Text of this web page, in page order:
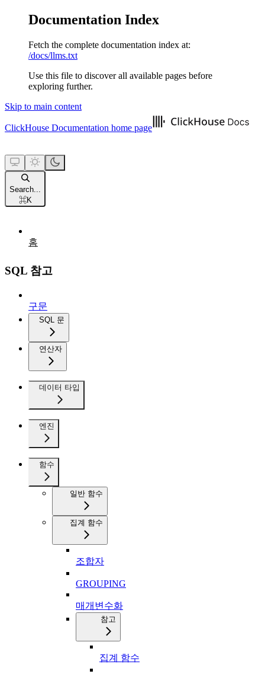
Documentation Index
Fetch the complete documentation index at:
/docs/llms.txt
Use this file to discover all available pages before
exploring further.
Skip to main content
ClickHouse Documentation home page
Search...
⌘K
홈
SQL 참고
구문
SQL 문
연산자
데이터 타입
엔진
함수
일반 함수
집계 함수
조합자
GROUPING
매개변수화
참고
집계 함수